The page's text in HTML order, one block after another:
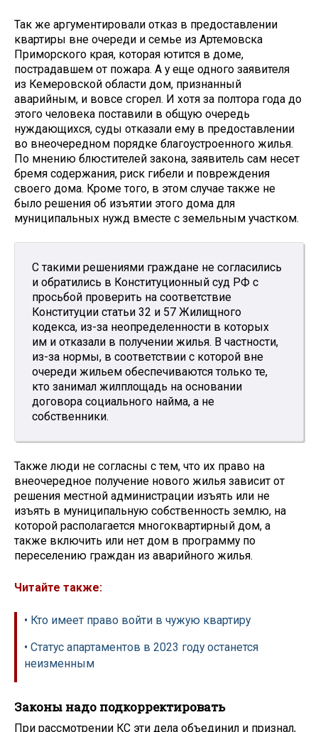
Так же аргументировали отказ в предоставлении
квартиры вне очереди и семье из Артемовска
Приморского края, которая ютится в доме,
пострадавшем от пожара. А у еще одного заявителя
из Кемеровской области дом, признанный
аварийным, и вовсе сгорел. И хотя за полтора года до
этого человека поставили в общую очередь
нуждающихся, суды отказали ему в предоставлении
во внеочередном порядке благоустроенного жилья.
По мнению блюстителей закона, заявитель сам несет
бремя содержания, риск гибели и повреждения
своего дома. Кроме того, в этом случае также не
было решения об изъятии этого дома для
муниципальных нужд вместе с земельным участком.
С такими решениями граждане не согласились
и обратились в Конституционный суд РФ с
просьбой проверить на соответствие
Конституции статьи 32 и 57 Жилищного
кодекса, из-за неопределенности в которых
им и отказали в получении жилья. В частности,
из-за нормы, в соответствии с которой вне
очереди жильем обеспечиваются только те,
кто занимал жилплощадь на основании
договора социального найма, а не
собственники.
Также люди не согласны с тем, что их право на
внеочередное получение нового жилья зависит от
решения местной администрации изъять или не
изъять в муниципальную собственность землю, на
которой располагается многоквартирный дом, а
также включить или нет дом в программу по
переселению граждан из аварийного жилья.
Читайте также:
• Кто имеет право войти в чужую квартиру
• Статус апартаментов в 2023 году останется
неизменным
Законы надо подкорректировать
При рассмотрении КС эти дела объединил и признал,